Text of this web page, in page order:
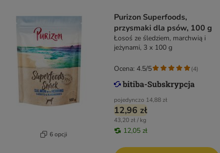
6 opcji
Purizon Superfoods,
przysmaki dla psów, 100 g
Łosoś ze śledziem, marchwią i
jeżynami, 3 x 100 g
pojedynczo 14,88 zł
12,96 zł
43,20 zł / kg
12,05 zł
Ocena: 4.5/5 (4)